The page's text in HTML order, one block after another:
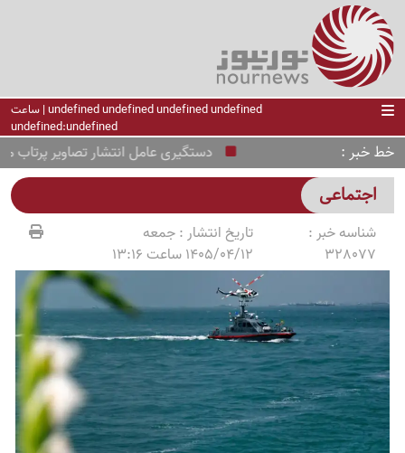
undefined undefined undefined undefined | ساعت
undefined:undefined
خط خبر دستگیری عامل انتشار تصاویر پرتاب
اجتماعی
شناسه خبر :
328077
تاریخ انتشار :جمعه
1405/04/12 ساعت 13:16